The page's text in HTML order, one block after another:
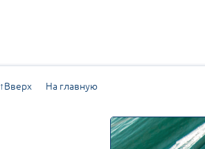
↑Вверх На главную